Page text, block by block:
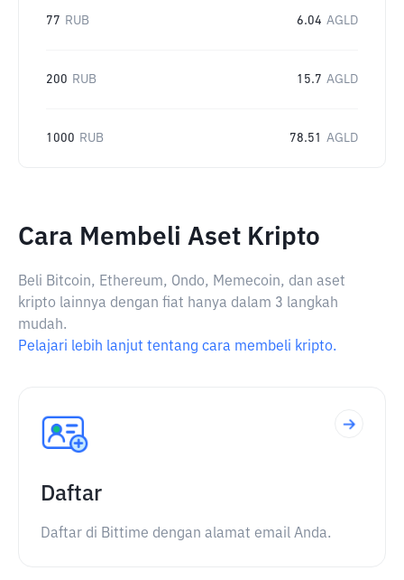
77 RUB 6.04 AGLD
200 RUB 15.7 AGLD
1000 RUB 78.51 AGLD
Cara Membeli Aset Kripto
Beli Bitcoin, Ethereum, Ondo, Memecoin, dan aset
kripto lainnya dengan fiat hanya dalam 3 langkah
mudah.
Pelajari lebih lanjut tentang cara membeli kripto.
Daftar
Daftar di Bittime dengan alamat email Anda.